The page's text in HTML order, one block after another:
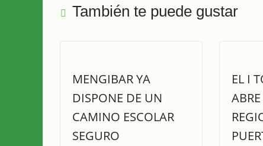
También te puede gustar
MENGIBAR YA
DISPONE DE UN
CAMINO ESCOLAR
SEGURO
EL I